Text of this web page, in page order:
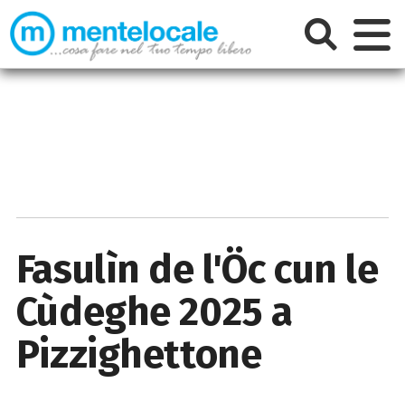
Fasulìn de l'Öc cun le
Cùdeghe 2025 a
Pizzighettone